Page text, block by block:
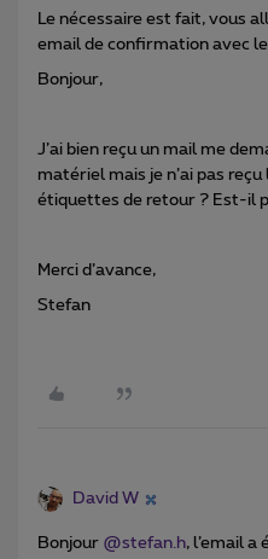
Le nécessaire est fait, vous
email de confirmation avec
Bonjour,
J’ai bien reçu un mail me
matériel mais je n’ai pas
étiquettes de retour ? Est-il
Merci d’avance,
Stefan
David W
Bonjour @stefan.h, l’email